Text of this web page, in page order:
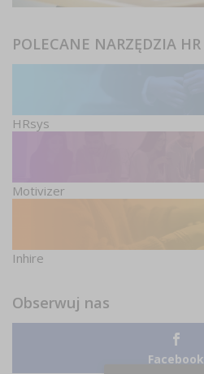
POLECANE NARZĘDZIA HR
HRsys
Motivizer
Inhire
Obserwuj nas
Facebook